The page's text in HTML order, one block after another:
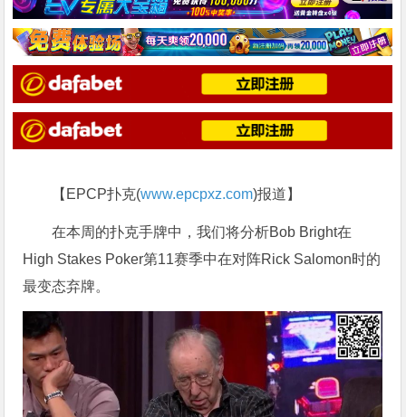
【EPCP扑克(www.epcpxz.com)报道】
在本周的扑克手牌中，我们将分析Bob Bright在
High Stakes Poker第11赛季中在对阵Rick Salomon时的
最变态弃牌。